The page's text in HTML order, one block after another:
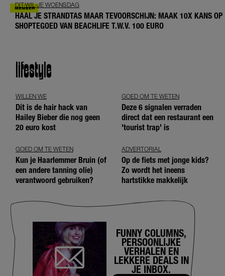
DIT-WIL-JE WOENSDAG
HAAL JE STRANDTAS MAAR TEVOORSCHIJN: MAAK 10X KANS OP
SHOPTEGOED VAN BEACHLIFE T.W.V. 100 EURO
lifestyle
WILLEN WE
Dít is de hair hack van
Hailey Bieber die nog geen
20 euro kost
GOED OM TE WETEN
Deze 6 signalen verraden
direct dat een restaurant een
'tourist trap' is
GOED OM TE WETEN
Kun je Haarlemmer Bruin (of
een andere tanning olie)
verantwoord gebruiken?
ADVERTORIAL
Op de fiets met jonge kids?
Zo wordt het ineens
hartstikke makkelijk
FUNNY COLUMNS,
PERSOONLIJKE
VERHALEN EN
LEKKERE DEALS IN
JE INBOX.